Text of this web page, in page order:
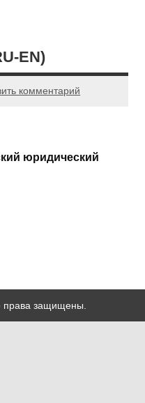
EN)
комментарий
юридический
права защищены.